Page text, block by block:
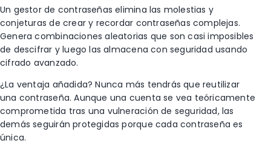
Un gestor de contraseñas elimina las molestias y
conjeturas de crear y recordar contraseñas complejas.
Genera combinaciones aleatorias que son casi imposibles
de descifrar y luego las almacena con seguridad usando
cifrado avanzado.
¿La ventaja añadida? Nunca más tendrás que reutilizar
una contraseña. Aunque una cuenta se vea teóricamente
comprometida tras una vulneración de seguridad, las
demás seguirán protegidas porque cada contraseña es
única.